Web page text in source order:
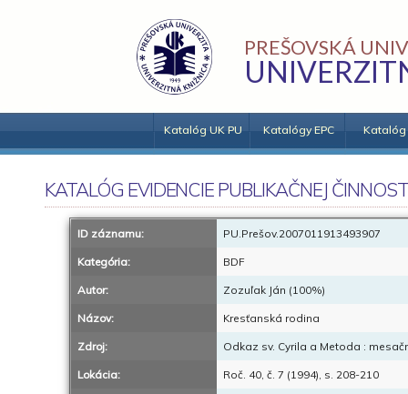
PREŠOVSKÁ
Katalóg UK PU Katalógy EPC Katalóg
KATALÓG EVIDENCIE PUBLIKAČNEJ
ID záznamu: PU.Prešov.2007011913493907
Kategória: BDF
Autor: Zozuľak Ján (100%)
Názov: Kresťanská rodina
Zdroj: Odkaz sv. Cyrila a Metoda :
Lokácia: Roč. 40, č. 7 (1994), s. 208-210